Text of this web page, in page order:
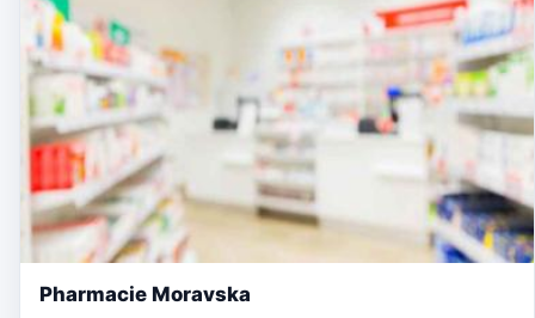
Pharmacie Moravska